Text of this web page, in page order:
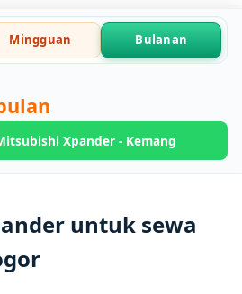
Mingguan Bulanan
Xpander - Kemang
untuk sewa